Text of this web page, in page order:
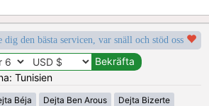
den bästa servicen, var snäll och stöd oss
Tunisien
Béja Dejta Ben Arous Dejta Bizerte